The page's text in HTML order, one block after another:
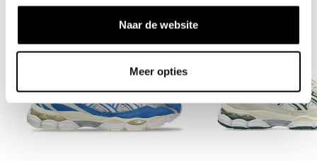
Naar de website
Meer opties